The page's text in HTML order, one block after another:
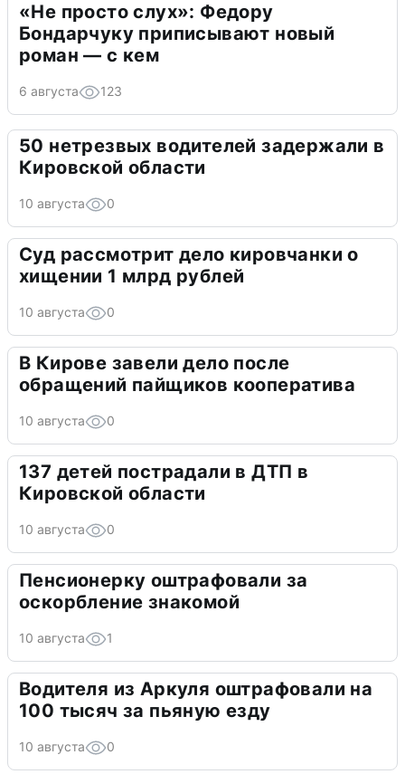
«Не просто слух»: Федору
Бондарчуку приписывают новый
роман — с кем
6 августа 123
50 нетрезвых водителей задержали в
Кировской области
10 августа 0
Суд рассмотрит дело кировчанки о
хищении 1 млрд рублей
10 августа 0
В Кирове завели дело после
обращений пайщиков кооператива
10 августа 0
137 детей пострадали в ДТП в
Кировской области
10 августа 0
Пенсионерку оштрафовали за
оскорбление знакомой
10 августа 1
Водителя из Аркуля оштрафовали на
100 тысяч за пьяную езду
10 августа 0